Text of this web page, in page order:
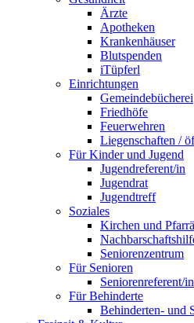
Ärzte
Apotheken
Krankenhäuser
Blutspenden
iTüpferl
Einrichtungen
Gemeindebücherei
Friedhöfe
Feuerwehren
Liegenschaften /
Für Kinder und Jugend
Jugendreferent/in
Jugendrat
Jugendtreff
Soziales
Kirchen und
Seniorenzentrum
Für Senioren
Seniorenreferent/in
Für Behinderte
Behinderten- und